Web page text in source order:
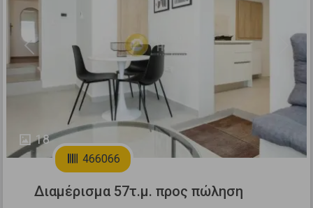
18
Previous Next
466066
Διαμέρισμα 57τ.μ. προς πώληση